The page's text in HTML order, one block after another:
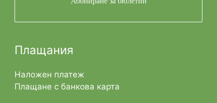
Плащания
Наложен платеж
Плащане с банкова карта